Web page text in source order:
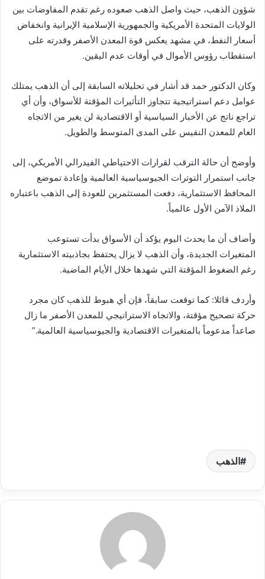
شؤون الذهب، حيث واصل الذهب صعوده رغم تقدم المفاوضات بين
الولايات المتحدة الأمريكية والجمهورية الإسلامية الإيرانية وانخفاض
أسعار النفط، في مشهد يعكس قوة المعدن الأصفر وقدرته على
استقطاب رؤوس الأموال في أوقات عدم اليقين.
وكان الدكتور حمد قد أشار في تحليلاته السابقة إلى أن الذهب يمتلك
عوامل دعم استراتيجية تتجاوز التأثيرات المؤقتة للأسواق، وأن أي
تراجع ناتج عن الأخبار السياسية أو الاقتصادية لن يغير من الاتجاه
العام للمعدن النفيس على المدى المتوسط والطويل.
وأوضح أن حالة الترقب لقرارات الاحتياطي الفيدرالي الأمريكي، إلى
جانب استمرار التوترات الجيوسياسية العالمية وإعادة تموضع
المحافظ الاستثمارية، دفعت المستثمرين للعودة إلى الذهب باعتباره
الملاذ الآمن الأول عالمياً.
وأضاف أن ما يحدث اليوم يؤكد أن الأسواق بدأت تستوعب
المتغيرات الجديدة، وأن الذهب لا يزال يحتفظ بجاذبيته الاستثمارية
رغم الضغوط المؤقتة التي شهدها خلال الأيام الماضية.
وأردف قائلا: كما توقعت سابقاً، فإن أي هبوط للذهب كان مجرد
حركة تصحيح مؤقتة، والاتجاه الاستراتيجي للمعدن الأصفر ما زال
صاعداً مدعوماً بالمتغيرات الاقتصادية والجيوسياسية العالمية.”
الذهب